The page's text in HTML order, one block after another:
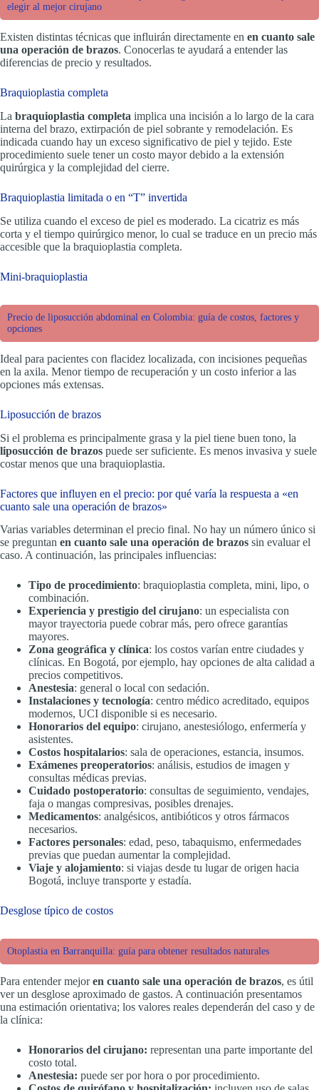
elegir al mejor cirujano
Existen distintas técnicas que influirán directamente en en cuanto sale
una operación de brazos. Conocerlas te ayudará a entender las
diferencias de precio y resultados.
Braquioplastia completa
La braquioplastia completa implica una incisión a lo largo de la cara
interna del brazo, extirpación de piel sobrante y remodelación. Es
indicada cuando hay un exceso significativo de piel y tejido. Este
procedimiento suele tener un costo mayor debido a la extensión
quirúrgica y la complejidad del cierre.
Braquioplastia limitada o en “T” invertida
Se utiliza cuando el exceso de piel es moderado. La cicatriz es más
corta y el tiempo quirúrgico menor, lo cual se traduce en un precio más
accesible que la braquioplastia completa.
Mini-braquioplastia
Precio de liposucción abdominal en Colombia: guía de costos, factores y
opciones
Ideal para pacientes con flacidez localizada, con incisiones pequeñas
en la axila. Menor tiempo de recuperación y un costo inferior a las
opciones más extensas.
Liposucción de brazos
Si el problema es principalmente grasa y la piel tiene buen tono, la
liposucción de brazos puede ser suficiente. Es menos invasiva y suele
costar menos que una braquioplastia.
Factores que influyen en el precio: por qué varía la respuesta a «en
cuanto sale una operación de brazos»
Varias variables determinan el precio final. No hay un número único si
se preguntan en cuanto sale una operación de brazos sin evaluar el
caso. A continuación, las principales influencias:
Tipo de procedimiento: braquioplastia completa, mini, lipo, o
combinación.
Experiencia y prestigio del cirujano: un especialista con
mayor trayectoria puede cobrar más, pero ofrece garantías
mayores.
Zona geográfica y clínica: los costos varían entre ciudades y
clínicas. En Bogotá, por ejemplo, hay opciones de alta calidad a
precios competitivos.
Anestesia: general o local con sedación.
Instalaciones y tecnología: centro médico acreditado, equipos
modernos, UCI disponible si es necesario.
Honorarios del equipo: cirujano, anestesiólogo, enfermería y
asistentes.
Costos hospitalarios: sala de operaciones, estancia, insumos.
Exámenes preoperatorios: análisis, estudios de imagen y
consultas médicas previas.
Cuidado postoperatorio: consultas de seguimiento, vendajes,
faja o mangas compresivas, posibles drenajes.
Medicamentos: analgésicos, antibióticos y otros fármacos
necesarios.
Factores personales: edad, peso, tabaquismo, enfermedades
previas que puedan aumentar la complejidad.
Viaje y alojamiento: si viajas desde tu lugar de origen hacia
Bogotá, incluye transporte y estadía.
Desglose típico de costos
Otoplastia en Barranquilla: guía para obtener resultados naturales
Para entender mejoren cuanto sale una operación de brazos, es útil
ver un desglose aproximado de gastos. A continuación presentamos
una estimación orientativa; los valores reales dependerán del caso y de
la clínica:
Honorarios del cirujano: representan una parte importante del
costo total.
Anestesia: puede ser por hora o por procedimiento.